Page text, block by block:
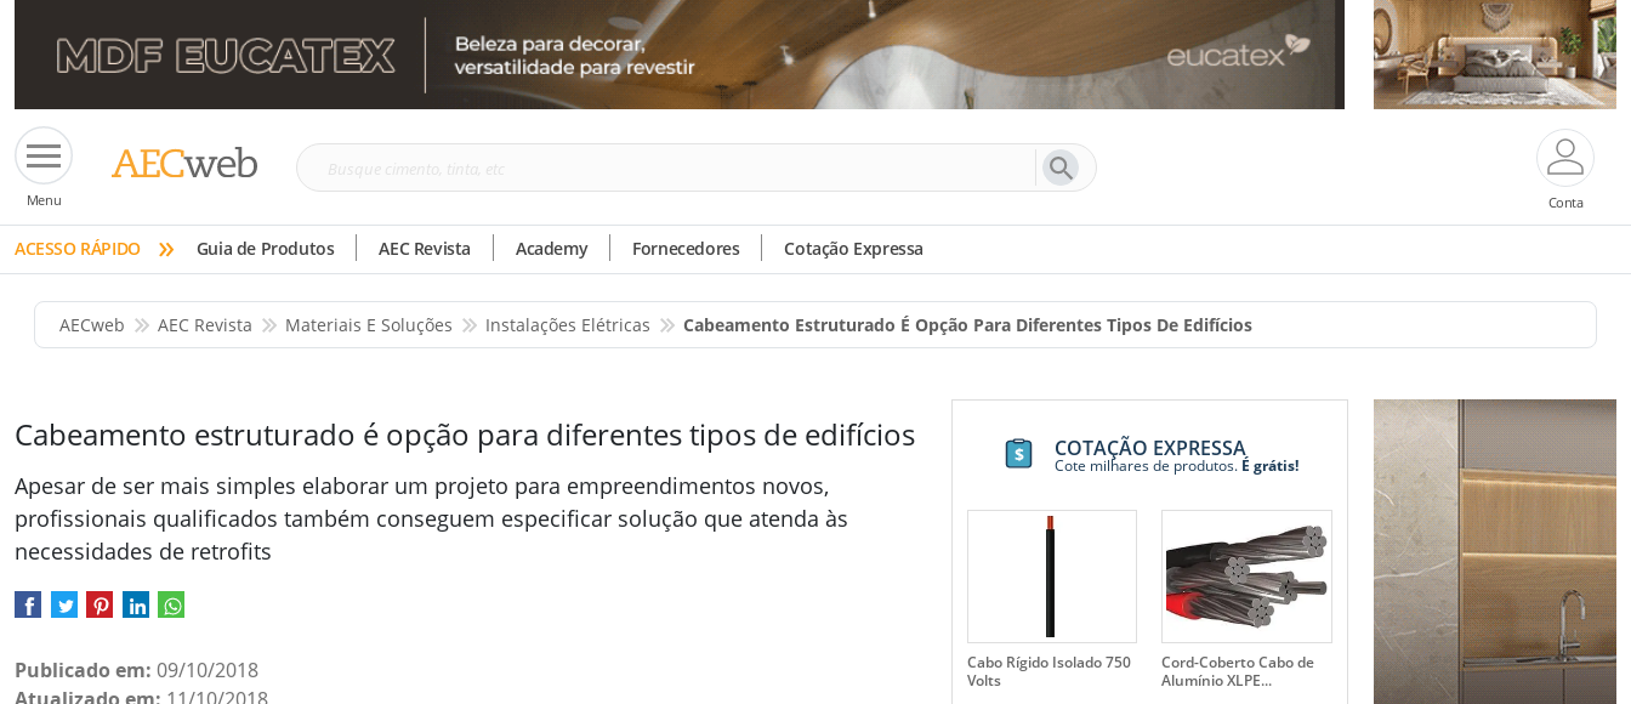
Menu
Busque
tinta,
etc
Conta
ACESSO RÁPIDO » Guia de Produtos AEC Revista Academy Fornecedores Cotação Expressa
AECweb AEC Revista Materiais E Soluções Instalações Elétricas Cabeamento Estruturado É Opção Para Diferentes Tipos De Edifícios
Cabeamento estruturado é opção para diferentes tipos de edifícios
Apesar de ser mais simples elaborar um projeto para empreendimentos novos,
profissionais qualificados também conseguem especificar solução que atenda às
necessidades de retrofits
Publicado em: 09/10/2018
COTAÇÃO EXPRESSA
Cote milhares de produtos.É grátis!
Cabo Rígido Isolado 750
Volts
Cord-Coberto Cabo de
Alumínio XLPE...